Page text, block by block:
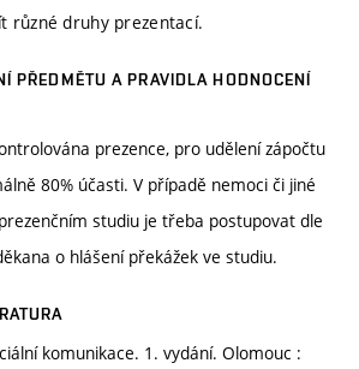
různé druhy prezentací.
PŘEDMĚTU A PRAVIDLA HODNOCENÍ
prezence, pro udělení zápočtu
80% účasti. V případě nemoci či jiné
studiu je třeba postupovat dle
o hlášení překážek ve studiu.
komunikace. 1. vydání. Olomouc :